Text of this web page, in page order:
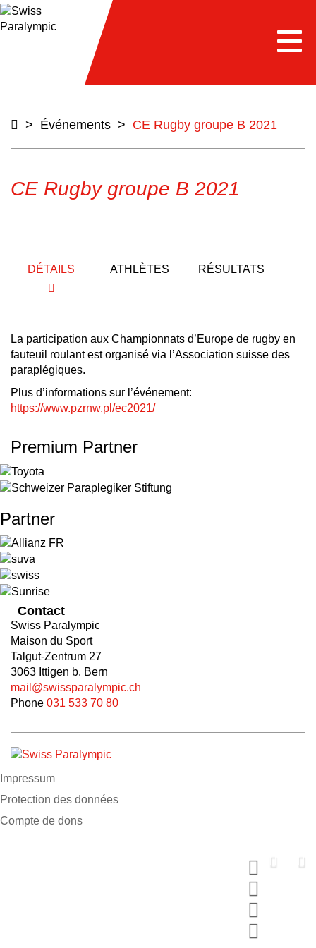
> Événements > CE Rugby groupe B 2021
CE Rugby groupe B 2021
DÉTAILS ATHLÈTES RÉSULTATS
La participation aux Championnats d’Europe de rugby en
fauteuil roulant est organisé via l’Association suisse des
paraplégiques.
Plus d’informations sur l’événement:
https://www.pzrnw.pl/ec2021/
Premium Partner
Partner
Contact
Swiss Paralympic
Maison du Sport
Talgut-Zentrum 27
3063 Ittigen b. Bern
mail@swissparalympic.ch
Phone 031 533 70 80
Impressum
Protection des données
Compte de dons